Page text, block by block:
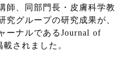
同部門長・皮膚科学教
グループの研究成果が、
ーナルであるJournal of
されました。